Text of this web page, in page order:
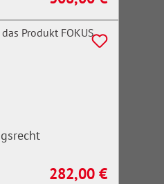
Regulärer Preis:
282,00 €